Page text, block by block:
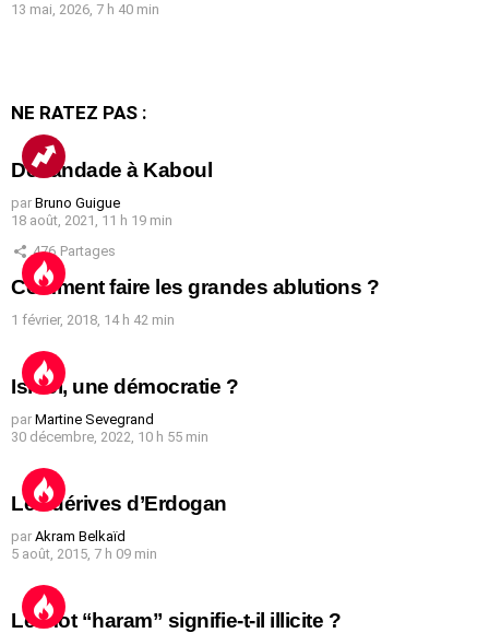
13 mai, 2026, 7 h 40 min
NE RATEZ PAS :
Débandade à Kaboul
par Bruno Guigue
18 août, 2021, 11 h 19 min
476 Partages
Comment faire les grandes ablutions ?
1 février, 2018, 14 h 42 min
Israël, une démocratie ?
par Martine Sevegrand
30 décembre, 2022, 10 h 55 min
Les dérives d’Erdogan
par Akram Belkaïd
5 août, 2015, 7 h 09 min
Le mot “haram” signifie-t-il illicite ?